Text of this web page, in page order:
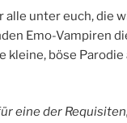
alle unter euch, die
Emo-Vampiren
kleine, böse
eine der